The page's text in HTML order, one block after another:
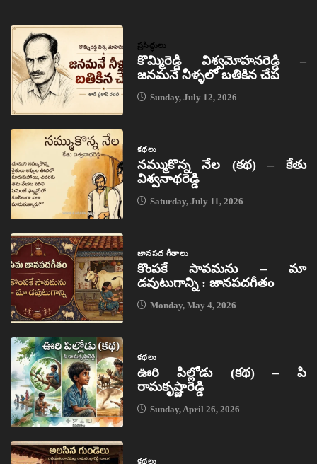
ప్రసిద్ధులు
కొమ్మిరెడ్డి విశ్వమోహనరెడ్డి –
జనమనే నీళ్ళలో బతికిన చేప
Sunday, July 12, 2026
కథలు
నమ్ముకొన్న నేల (కథ) – కేతు
విశ్వనాథరెడ్డి
Saturday, July 11, 2026
జానపద గీతాలు
కొంపకే సావమను – మా
డవుటుగాన్ని : జానపదగీతం
Monday, May 4, 2026
కథలు
ఊరి పిల్లోడు (కథ) – పి
రామకృష్ణారెడ్డి
Sunday, April 26, 2026
కథలు